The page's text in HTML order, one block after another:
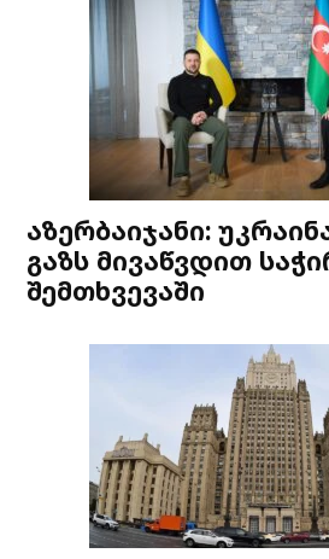
აზერბაიჯანი:
გაზს მივაწვდით
შემთხვევაში